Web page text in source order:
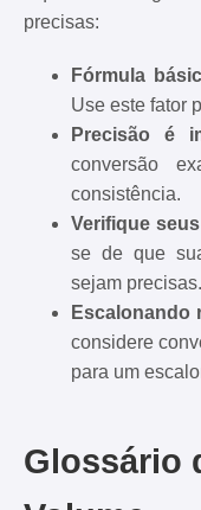
precisas:
Fórmula
Use este fator
Precisão é
conversão
consistência.
Verifique
se de que
sejam precisas.
Escalonando
considere
para um
Glossário